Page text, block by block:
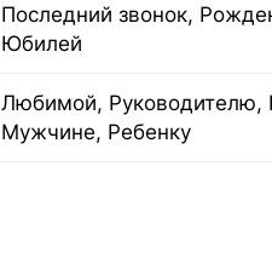
Последний звонок,
Юбилей
Любимой,
Мужчине, Ребенку